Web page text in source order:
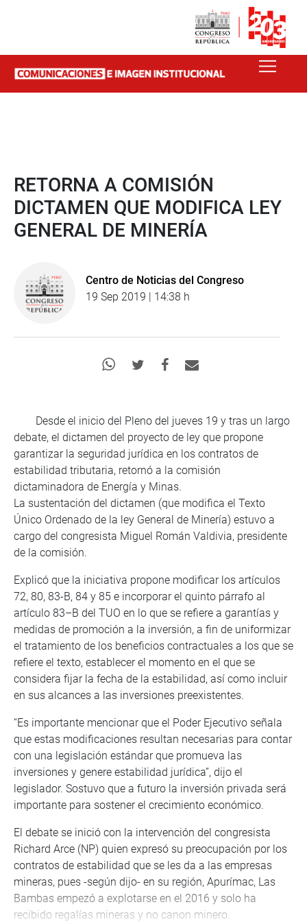
RETORNA A COMISIÓN
DICTAMEN QUE MODIFICA LEY
GENERAL DE MINERÍA
Centro de Noticias del Congreso
19 Sep 2019 | 14:38 h
Desde el inicio del Pleno del jueves 19 y tras un largo
debate, el dictamen del proyecto de ley que propone
garantizar la seguridad jurídica en los contratos de
estabilidad tributaria, retornó a la comisión
dictaminadora de Energía y Minas.
La sustentación del dictamen (que modifica el Texto
Único Ordenado de la ley General de Minería) estuvo a
cargo del congresista Miguel Román Valdivia, presidente
de la comisión.
Explicó que la iniciativa propone modificar los artículos
72, 80, 83-B, 84 y 85 e incorporar el quinto párrafo al
artículo 83–B del TUO en lo que se refiere a garantías y
medidas de promoción a la inversión, a fin de uniformizar
el tratamiento de los beneficios contractuales a los que se
refiere el texto, establecer el momento en el que se
considera fijar la fecha de la estabilidad, así como incluir
en sus alcances a las inversiones preexistentes.
“Es importante mencionar que el Poder Ejecutivo señala
que estas modificaciones resultan necesarias para contar
con una legislación estándar que promueva las
inversiones y genere estabilidad jurídica”, dijo el
legislador. Sostuvo que a futuro la inversión privada será
importante para sostener el crecimiento económico.
El debate se inició con la intervención del congresista
Richard Arce (NP) quien expresó su preocupación por los
contratos de estabilidad que se les da a las empresas
mineras, pues -según dijo- en su región, Apurímac, Las
Bambas empezó a explotarse en el 2016 y solo ha
recibido regalías mineras y no canon minero.